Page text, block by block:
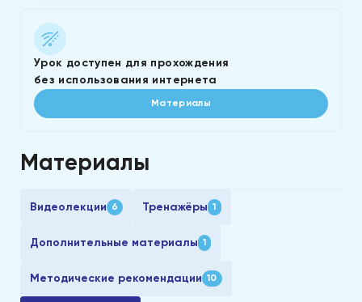
Урок доступен для прохождения
без использования интернета
Материалы
Материалы
Видеолекции 6 Тренажёры 1
Дополнительные материалы 1
Методические рекомендации 10